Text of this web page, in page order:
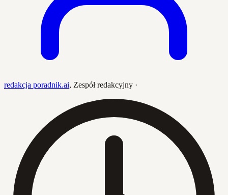
redakcja poradnik.ai, Zespół redakcyjny ·